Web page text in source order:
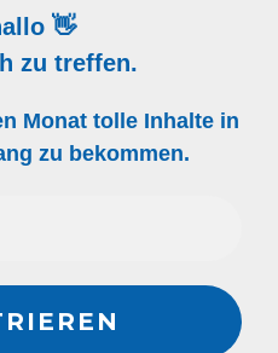
👋
zu treffen.
Monat tolle Inhalte in
zu bekommen.